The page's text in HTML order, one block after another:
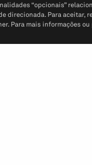
“opcionais”
direcionada. Para aceitar,
Para mais informações